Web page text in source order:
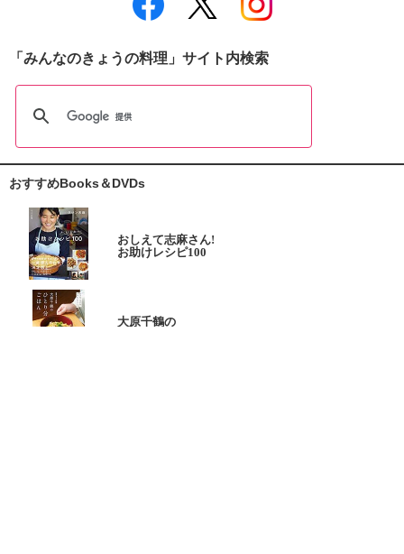
「みんなのきょうの料理」サイト内検索
おすすめBooks＆DVDs
おしえて志麻さん!
お助けレシピ100
大原千鶴の